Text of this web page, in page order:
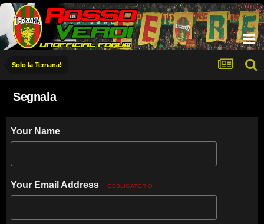
Solo la Ternana!
Segnala
Your Name
Your Email Address OBBLIGATORIO